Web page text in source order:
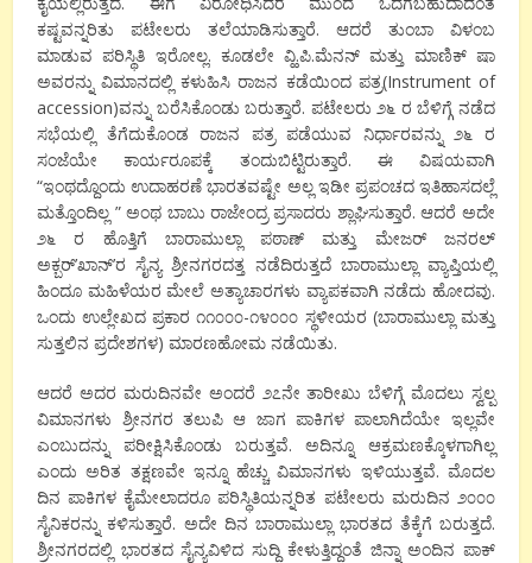
ಕಷ್ಟವನ್ನರಿತು ಪಟೇಲರು ತಲೆಯಾಡಿಸುತ್ತಾರೆ. ಆದರೆ ತುಂಬಾ ವಿಳಂಬ
ಮಾಡುವ ಪರಿಸ್ಥಿತಿ ಇರೋಲ್ಲ. ಕೂಡಲೇ ವ್ಹಿ.ಪಿ.ಮೆನನ್ ಮತ್ತು ಮಾಣಿಕ್ ಷಾ
ಅವರನ್ನು ವಿಮಾನದಲ್ಲಿ ಕಳುಹಿಸಿ ರಾಜನ ಕಡೆಯಿಂದ ಪತ್ರ(Instrument of
accession)ವನ್ನು ಬರೆಸಿಕೊಂಡು ಬರುತ್ತಾರೆ. ಪಟೇಲರು ೨೬ ರ ಬೆಳಿಗ್ಗೆ ನಡೆದ
ಸಭೆಯಲ್ಲಿ ತೆಗೆದುಕೊಂಡ ರಾಜನ ಪತ್ರ ಪಡೆಯುವ ನಿರ್ಧಾರವನ್ನು ೨೬ ರ
ಸಂಜೆಯೇ ಕಾರ್ಯರೂಪಕ್ಕೆ ತಂದುಬಿಟ್ಟಿರುತ್ತಾರೆ. ಈ ವಿಷಯವಾಗಿ
“ಇಂಥದ್ದೊಂದು ಉದಾಹರಣೆ ಭಾರತವಷ್ಟೇ ಅಲ್ಲ ಇಡೀ ಪ್ರಪಂಚದ ಇತಿಹಾಸದಲ್ಲೆ
ಮತ್ತೊಂದಿಲ್ಲ ” ಅಂಥ ಬಾಬು ರಾಜೇಂದ್ರ ಪ್ರಸಾದರು ಶ್ಲಾಘಿಸುತ್ತಾರೆ. ಆದರೆ ಅದೇ
೨೬ ರ ಹೊತ್ತಿಗೆ ಬಾರಾಮುಲ್ಲಾ ಪಠಾಣ್ ಮತ್ತು ಮೇಜರ್ ಜನರಲ್
ಅಕ್ಬರ್’ಖಾನ್’ರ ಸೈನ್ಯ ಶ್ರೀನಗರದತ್ತ ನಡೆದಿರುತ್ತದೆ ಬಾರಾಮುಲ್ಲಾ ವ್ಯಾಪ್ತಿಯಲ್ಲಿ
ಹಿಂದೂ ಮಹಿಳೆಯರ ಮೇಲೆ ಅತ್ಯಾಚಾರಗಳು ವ್ಯಾಪಕವಾಗಿ ನಡೆದು ಹೋದವು.
ಒಂದು ಉಲ್ಲೇಖದ ಪ್ರಕಾರ ೧೧೦೦೦-೧೪೦೦೦ ಸ್ಥಳೀಯರ (ಬಾರಾಮುಲ್ಲಾ ಮತ್ತು
ಸುತ್ತಲಿನ ಪ್ರದೇಶಗಳ) ಮಾರಣಹೋಮ ನಡೆಯಿತು.
ಆದರೆ ಅದರ ಮರುದಿನವೇ ಅಂದರೆ ೨೭ನೇ ತಾರೀಖು ಬೆಳಿಗ್ಗೆ ಮೊದಲು ಸ್ವಲ್ಪ
ವಿಮಾನಗಳು ಶ್ರೀನಗರ ತಲುಪಿ ಆ ಜಾಗ ಪಾಕಿಗಳ ಪಾಲಾಗಿದೆಯೇ ಇಲ್ಲವೇ
ಎಂಬುದನ್ನು ಪರೀಕ್ಷಿಸಿಕೊಂಡು ಬರುತ್ತವೆ. ಅದಿನ್ನೂ ಆಕ್ರಮಣಕ್ಕೊಳಗಾಗಿಲ್ಲ
ಎಂದು ಅರಿತ ತಕ್ಷಣವೇ ಇನ್ನೂ ಹೆಚ್ಚು ವಿಮಾನಗಳು ಇಳಿಯುತ್ತವೆ. ಮೊದಲ
ದಿನ ಪಾಕಿಗಳ ಕೈಮೇಲಾದರೂ ಪರಿಸ್ಥಿತಿಯನ್ನರಿತ ಪಟೇಲರು ಮರುದಿನ ೨೦೦೦
ಸೈನಿಕರನ್ನು ಕಳಿಸುತ್ತಾರೆ. ಅದೇ ದಿನ ಬಾರಾಮುಲ್ಲಾ ಭಾರತದ ತೆಕ್ಕೆಗೆ ಬರುತ್ತದೆ.
ಶ್ರೀನಗರದಲ್ಲಿ ಭಾರತದ ಸೈನ್ಯವಿಳಿದ ಸುದ್ದಿ ಕೇಳುತ್ತಿದ್ದಂತೆ ಜಿನ್ನಾ ಅಂದಿನ ಪಾಕ್